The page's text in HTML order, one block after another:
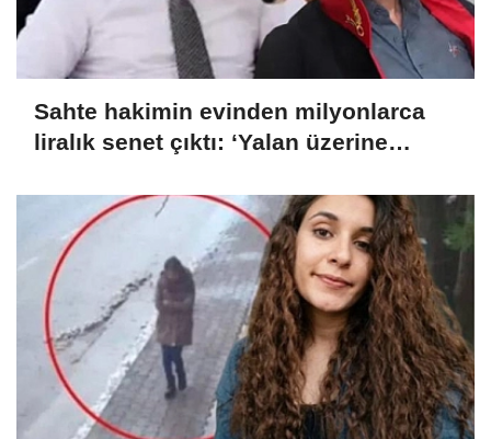
Sahte hakimin evinden milyonlarca
liralık senet çıktı: ‘Yalan üzerine